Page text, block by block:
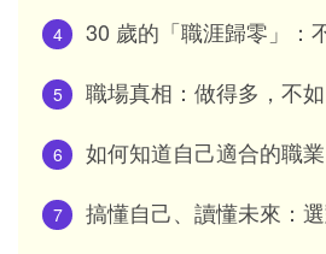
4 30 歲的「職涯歸零」：
5 職場真相：做得多，不
6 如何知道自己適合的職
7 搞懂自己、讀懂未來：